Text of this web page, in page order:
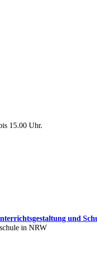
und
15.00 Uhr.
in NRW